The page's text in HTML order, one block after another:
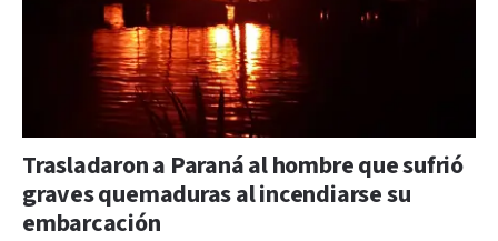
Trasladaron a Paraná al hombre que sufrió
graves quemaduras al incendiarse su
embarcación